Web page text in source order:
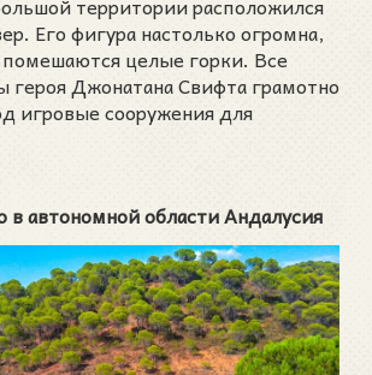
Его фигура настолько огромна,
помешаются целые горки. Все
Джонатана Свифта грамотно
игровые сооружения для
в автономной области Андалусия